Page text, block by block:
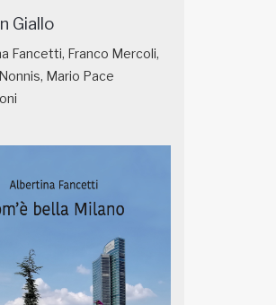
Giallo
Fancetti, Franco Mercoli,
Mario Pace